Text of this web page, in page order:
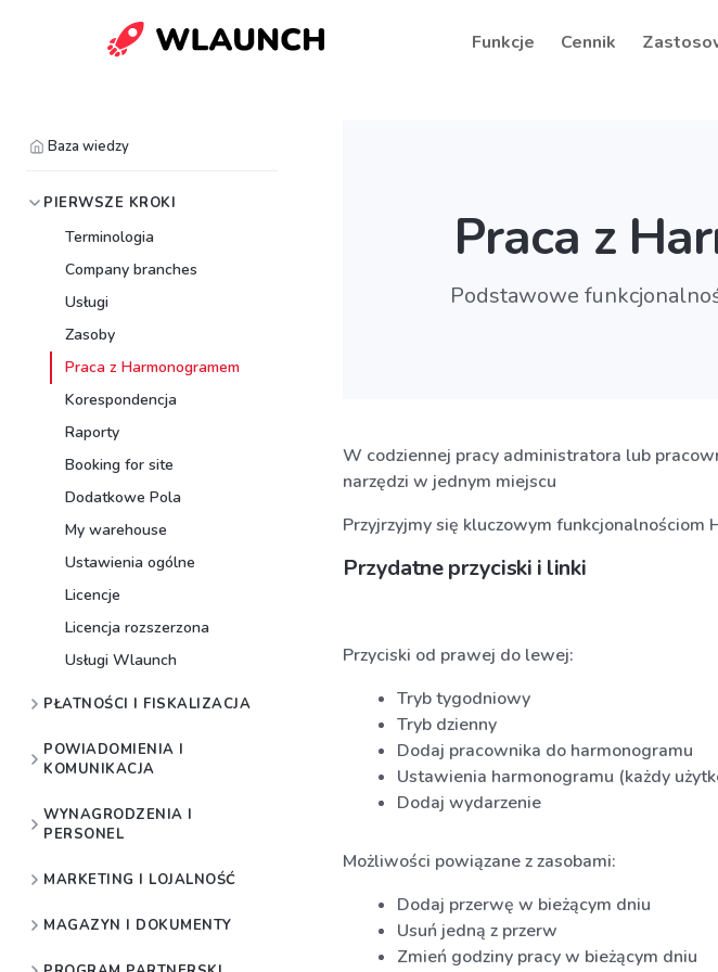
Funkcje Cennik
Baza wiedzy
PIERWSZE KROKI
Terminologia
Company branches
Usługi
Zasoby
Praca z Harmonogramem
Korespondencja
Raporty
Booking for site
Dodatkowe Pola
My warehouse
Ustawienia ogólne
Licencje
Licencja rozszerzona
Usługi Wlaunch
PŁATNOŚCI I FISKALIZACJA
POWIADOMIENIA I
KOMUNIKACJA
WYNAGRODZENIA I
PERSONEL
MARKETING I LOJALNOŚĆ
MAGAZYN I DOKUMENTY
Praca z
Podstawowe
W codziennej pracy administratora lub
narzędzi w jednym miejscu
Przyjrzyjmy się kluczowym funkcjonalnościom
Przydatne przyciski i linki
Przyciski od prawej do lewej:
Tryb tygodniowy
Tryb dzienny
Dodaj pracownika do harmonogramu
Ustawienia harmonogramu (każdy
Dodaj wydarzenie
Możliwości powiązane z zasobami:
Dodaj przerwę w bieżącym dniu
Usuń jedną z przerw
Zmień godziny pracy w bieżącym dniu